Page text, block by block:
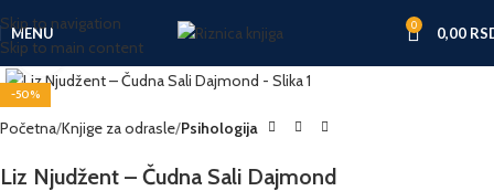
Skip to navigation
Skip to main content
MENU 0 0,00
-50%
Click to enlarge
Početna Knjige za odrasle Psihologija
Liz Njudžent – Čudna Sali Dajmond